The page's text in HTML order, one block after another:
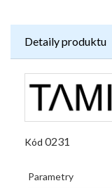
Detaily produktu
Kód 0231
Parametry